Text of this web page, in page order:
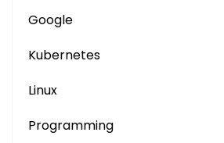
Google
Kubernetes
Linux
Programming